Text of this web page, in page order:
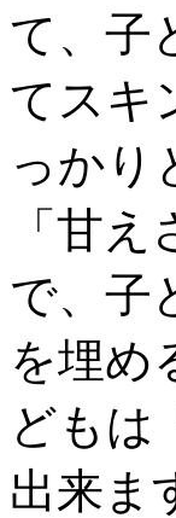
て、子
てスキ
っかり
「甘
で、子
を埋め
どもは
出来ま